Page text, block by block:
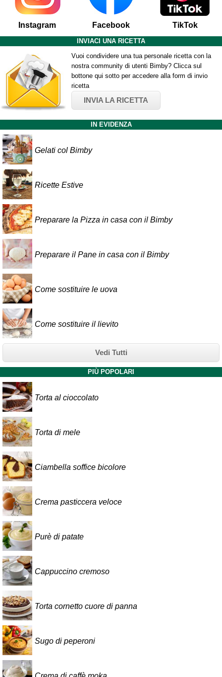
Instagram Facebook TikTok
INVIACI UNA RICETTA
Vuoi condividere una tua personale ricetta con la
nostra community di utenti Bimby? Clicca sul
bottone qui sotto per accedere alla form di invio
ricetta
INVIA LA RICETTA
IN EVIDENZA
Gelati col Bimby
Ricette Estive
Preparare la Pizza in casa con il Bimby
Preparare il Pane in casa con il Bimby
Come sostituire le uova
Come sostituire il lievito
Vedi Tutti
PIÙ POPOLARI
Torta al cioccolato
Torta di mele
Ciambella soffice bicolore
Crema pasticcera veloce
Purè di patate
Cappuccino cremoso
Torta cornetto cuore di panna
Sugo di peperoni